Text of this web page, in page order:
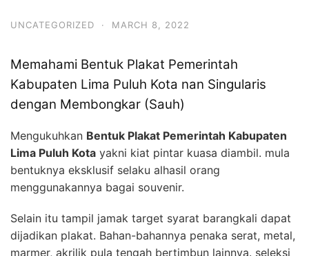
UNCATEGORIZED · MARCH 8, 2022
Memahami Bentuk Plakat Pemerintah
Kabupaten Lima Puluh Kota nan Singularis
dengan Membongkar (Sauh)
Mengukuhkan Bentuk Plakat Pemerintah Kabupaten
Lima Puluh Kota yakni kiat pintar kuasa diambil. mula
bentuknya eksklusif selaku alhasil orang
menggunakannya bagai souvenir.
Selain itu tampil jamak target syarat barangkali dapat
dijadikan plakat. Bahan-bahannya penaka serat, metal,
marmer, akrilik pula tengah bertimbun lainnya. seleksi